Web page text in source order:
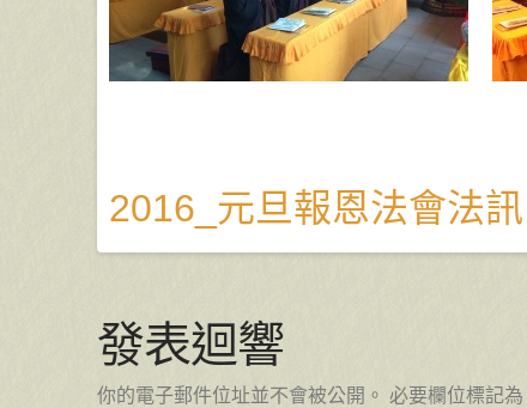
2016_元旦報恩法會法訊
發表迴響
你的電子郵件位址並不會被公開。 必要欄位標記為